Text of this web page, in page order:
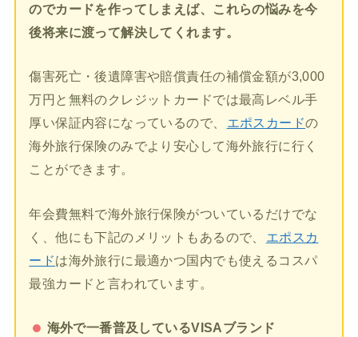
のでカードを作ってしまえば、これらの悩みを今
後将来に渡って解決してくれます。
傷害死亡・後遺障害や賠償責任の補償金額が3,000
万円と無料のクレジットカードでは最高レベル手
厚い保証内容になっているので、
エポスカードの
海外旅行保険のみでより安心して海外旅行に行く
ことができます。
年会費無料で海外旅行保険がついているだけでな
く、他にも下記のメリットもあるので、
エポスカ
ードは海外旅行に最適かつ国内でも使えるコスパ
最強カードと言われています。
海外で一番普及しているVISAブランド